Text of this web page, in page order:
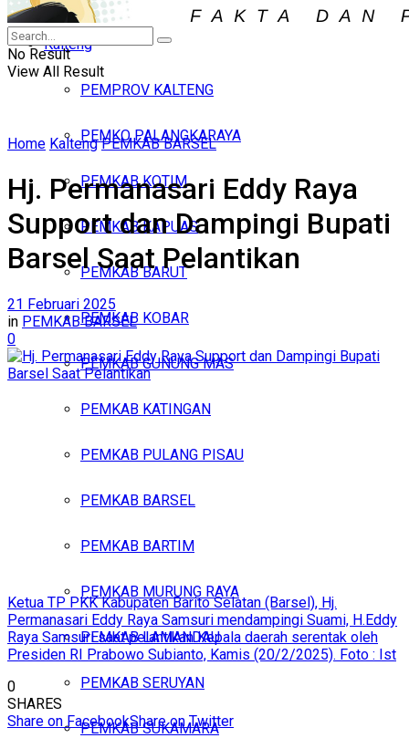
Iklan
Minggu, Agustus 9, 2026
Kalteng
PEMPROV KALTENG
PEMKO PALANGKARAYA
PEMKAB KOTIM
PEMKAB KAPUAS
PEMKAB BARUT
PEMKAB KOBAR
PEMKAB GUNUNG MAS
PEMKAB KATINGAN
PEMKAB PULANG PISAU
PEMKAB BARSEL
PEMKAB BARTIM
PEMKAB MURUNG RAYA
PEMKAB LAMANDAU
PEMKAB SERUYAN
PEMKAB SUKAMARA
No Result
View All Result
Home Kalteng PEMKAB BARSEL
Hj. Permanasari Eddy Raya
Support dan Dampingi Bupati
Barsel Saat Pelantikan
21 Februari 2025
in PEMKAB BARSEL
0
Ketua TP PKK Kabupaten Barito Selatan (Barsel), Hj.
Permanasari Eddy Raya Samsuri mendampingi Suami, H.Eddy
Raya Samsuri saat pelantikan Kepala daerah serentak oleh
Presiden RI Prabowo Subianto, Kamis (20/2/2025). Foto : Ist
0
SHARES
Share on FacebookShare on Twitter